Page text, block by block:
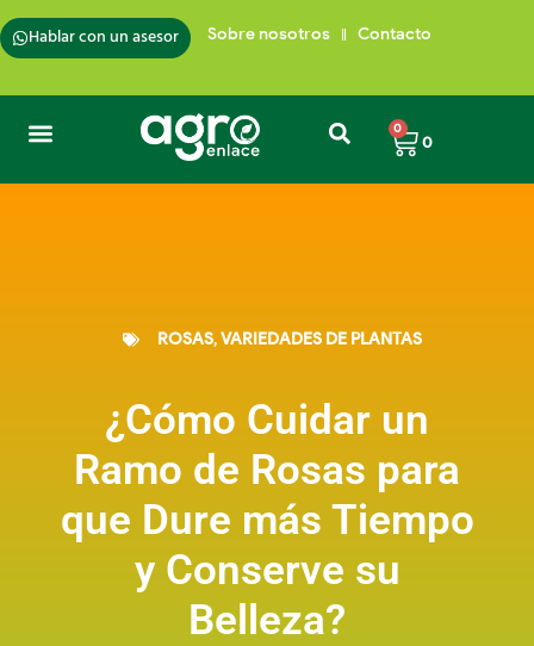
Hablar con un asesor Sobre nosotros Contacto
0
0
ROSAS,VARIEDADES DE PLANTAS
¿Cómo Cuidar un
Ramo de Rosas para
que Dure más Tiempo
y Conserve su
Belleza?